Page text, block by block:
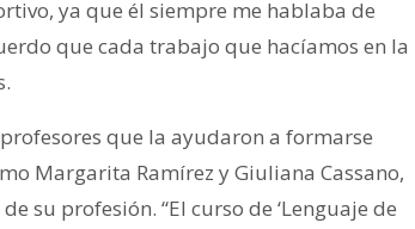
ya que él siempre me hablaba de
que cada trabajo que hacíamos en la
que la ayudaron a formarse
Margarita Ramírez y Giuliana Cassano,
su profesión. “El curso de ‘Lenguaje de